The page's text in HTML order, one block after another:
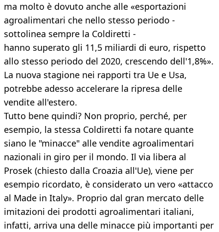
ma molto è dovuto anche alle «esportazioni
agroalimentari che nello stesso periodo -
sottolinea sempre la Coldiretti -
hanno superato gli 11,5 miliardi di euro, rispetto
allo stesso periodo del 2020, crescendo dell'1,8%».
La nuova stagione nei rapporti tra Ue e Usa,
potrebbe adesso accelerare la ripresa delle
vendite all'estero.
Tutto bene quindi? Non proprio, perché, per
esempio, la stessa Coldiretti fa notare quante
siano le "minacce" alle vendite agroalimentari
nazionali in giro per il mondo. Il via libera al
Prosek (chiesto dalla Croazia all'Ue), viene per
esempio ricordato, è considerato un vero «attacco
al Made in Italy». Proprio dal gran mercato delle
imitazioni dei prodotti agroalimentari italiani,
infatti, arriva una delle minacce più importanti per